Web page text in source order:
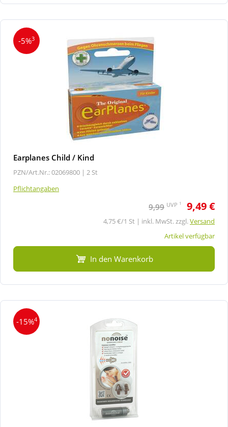
-5%3
Earplanes Child / Kind
PZN/Art.Nr.: 02069800 | 2 St
Pflichtangaben
9,99 UVP 1 9,49 €
4,75 €/1 St | inkl. MwSt. zzgl.Versand
Artikel verfügbar
In den Warenkorb
-15%4